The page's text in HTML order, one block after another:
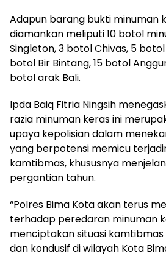
Adapun barang bukti minuman
diamankan meliputi 10 botol
Singleton, 3 botol Chivas, 5
botol Bir Bintang, 15 botol
botol arak Bali.
Ipda Baiq Fitria Ningsih
razia minuman keras ini
upaya kepolisian dalam
yang berpotensi memicu
kamtibmas, khususnya
pergantian tahun.
“Polres Bima Kota akan terus
terhadap peredaran minuman
menciptakan situasi
dan kondusif di wilayah Kota